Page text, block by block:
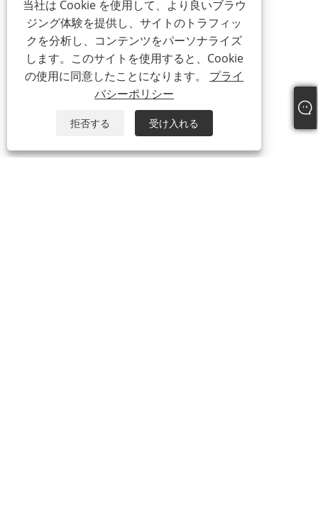
当社は Cookie を使用して、より良いブラウ
ジング体験を提供し、サイトのトラフィッ
クを分析し、コンテンツをパーソナライズ
します。このサイトを使用すると、Cookie
の使用に同意したことになります。 プライ
バシーポリシー
拒否する 受け入れる